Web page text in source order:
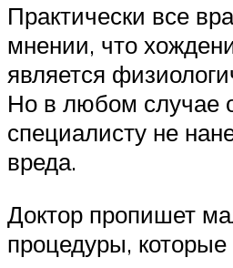
Практически все
мнении, что
является
Но в любом случае
специалисту не
вреда.
Доктор пропишет
процедуры,